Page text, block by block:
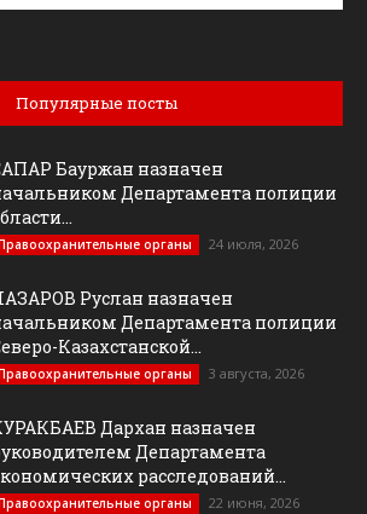
Популярные посты
Бауржан назначен
Департамента полиции
органы 24 июля, 2026
Руслан назначен
Департамента полиции
Казахстанской...
органы 3 августа, 2026
Дархан назначен
Департамента
расследований...
органы 22 июня, 2026